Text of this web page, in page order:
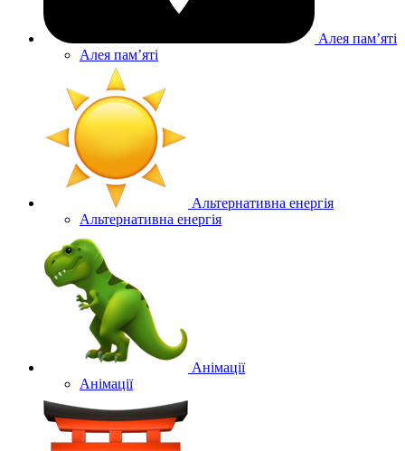
Алея памʼяті
Алея памʼяті
Альтернативна енергія
Альтернативна енергія
Анімації
Анімації